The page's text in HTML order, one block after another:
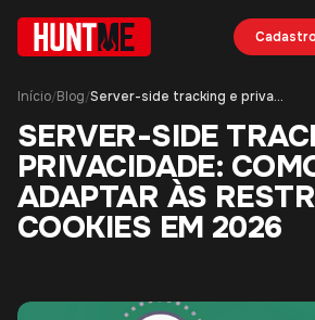
Cadastro
Início/Blog/ Server-side tracking e privacidade: como se adaptar às restrições de cookies em 2026
SERVER-SIDE
PRIVACIDADE:
ADAPTAR ÀS
COOKIES EM 2026